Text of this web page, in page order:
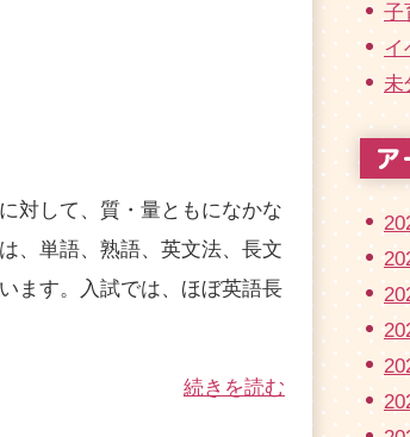
対して、質・量ともになかな
、単語、熟語、英文法、長文
ます。入試では、ほぼ英語長
続きを読む
子
イ
未